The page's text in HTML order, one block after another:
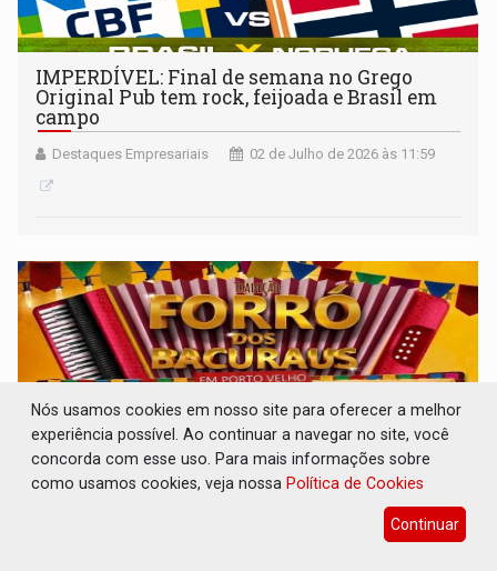
IMPERDÍVEL: Final de semana no Grego
Original Pub tem rock, feijoada e Brasil em
campo
Destaques Empresariais 02 de Julho de 2026 às 11:59
FESTANÇA: Concorra a ingressos para o
Nós usamos cookies em nosso site para oferecer a melhor
experiência possível. Ao continuar a navegar no site, você
concorda com esse uso. Para mais informações sobre
como usamos cookies, veja nossa Política de Cookies
Continuar